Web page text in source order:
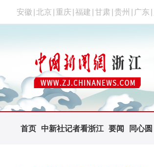
安徽 北京 重庆 福建 甘肃 贵州 广东
首页 中新社记者看浙江 要闻 同心圆